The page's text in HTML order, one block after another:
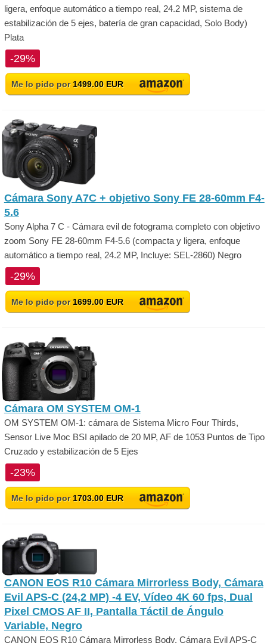
ligera, enfoque automático a tiempo real, 24.2 MP, sistema de
estabilización de 5 ejes, batería de gran capacidad, Solo Body)
Plata
-29%
Me lo pido por1499.00 EUR
Cámara Sony A7C + objetivo Sony FE 28-60mm F4-
5.6
Sony Alpha 7 C - Cámara evil de fotograma completo con objetivo
zoom Sony FE 28-60mm F4-5.6 (compacta y ligera, enfoque
automático a tiempo real, 24.2 MP, Incluye: SEL-2860) Negro
-29%
Me lo pido por 1699.00 EUR
Cámara OM SYSTEM OM-1
OM SYSTEM OM-1: cámara de Sistema Micro Four Thirds,
Sensor Live Moc BSI apilado de 20 MP, AF de 1053 Puntos de Tipo
Cruzado y estabilización de 5 Ejes
-23%
Me lo pido por 1703.00 EUR
CANON EOS R10 Cámara Mirrorless Body, Cámara
Evil APS-C (24,2 MP) -4 EV, Vídeo 4K 60 fps, Dual
Pixel CMOS AF II, Pantalla Táctil de Ángulo
Variable, Negro
CANON EOS R10 Cámara Mirrorless Body, Cámara Evil APS-C